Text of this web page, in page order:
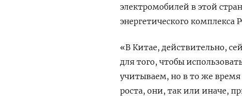
электромобилей в этой
энергетического комплекса
«В Китае, действительно,
для того, чтобы
учитываем, но в то же
роста, они, так или иначе,